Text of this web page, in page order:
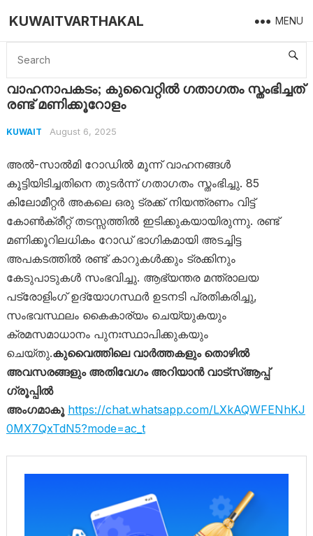
KUWAITVARTHAKAL MENU
Home Kuwait വാഹനാപകടം; കുവൈറ്റിൽ ഗതാഗതം സ്തംഭിച്ചത് രണ്ട് മണിക്കൂറോളം
വാഹനാപകടം; കുവൈറ്റിൽ ഗതാഗതം സ്തംഭിച്ചത്
രണ്ട് മണിക്കൂറോളം
KUWAIT August 6, 2025
അൽ-സാൽമി റോഡിൽ മൂന്ന് വാഹനങ്ങൾ
കൂട്ടിയിടിച്ചതിനെ തുടർന്ന് ഗതാഗതം സ്തംഭിച്ചു. 85
കിലോമീറ്റർ അകലെ ഒരു ട്രക്ക് നിയന്ത്രണം വിട്ട്
കോൺക്രീറ്റ് തടസ്സത്തിൽ ഇടിക്കുകയായിരുന്നു. രണ്ട്
മണിക്കൂറിലധികം റോഡ് ഭാഗികമായി അടച്ചിട്ട
അപകടത്തിൽ രണ്ട് കാറുകൾക്കും ട്രക്കിനും
കേടുപാടുകൾ സംഭവിച്ചു. ആഭ്യന്തര മന്ത്രാലയ
പട്രോളിംഗ് ഉദ്യോഗസ്ഥർ ഉടനടി പ്രതികരിച്ചു,
സംഭവസ്ഥലം കൈകാര്യം ചെയ്യുകയും
ക്രമസമാധാനം പുനഃസ്ഥാപിക്കുകയും
ചെയ്തു.കുവൈത്തിലെ വാർത്തകളും തൊഴിൽ
അവസരങ്ങളും അതിവേഗം അറിയാൻ വാട്സ്ആപ്പ്
ഗ്രൂപ്പിൽ
അംഗമാകൂ https://chat.whatsapp.com/LXkAQWFENhKJ
0MX7QxTdN5?mode=ac_t